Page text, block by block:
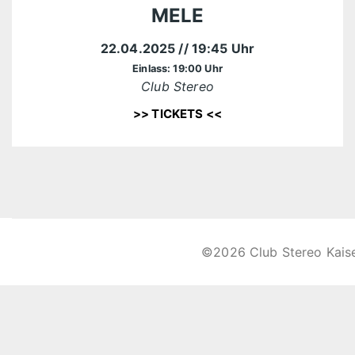
MELE
22.04.2025 // 19:45 Uhr
Einlass: 19:00 Uhr
Club Stereo
>> TICKETS <<
©2026 Club Stereo